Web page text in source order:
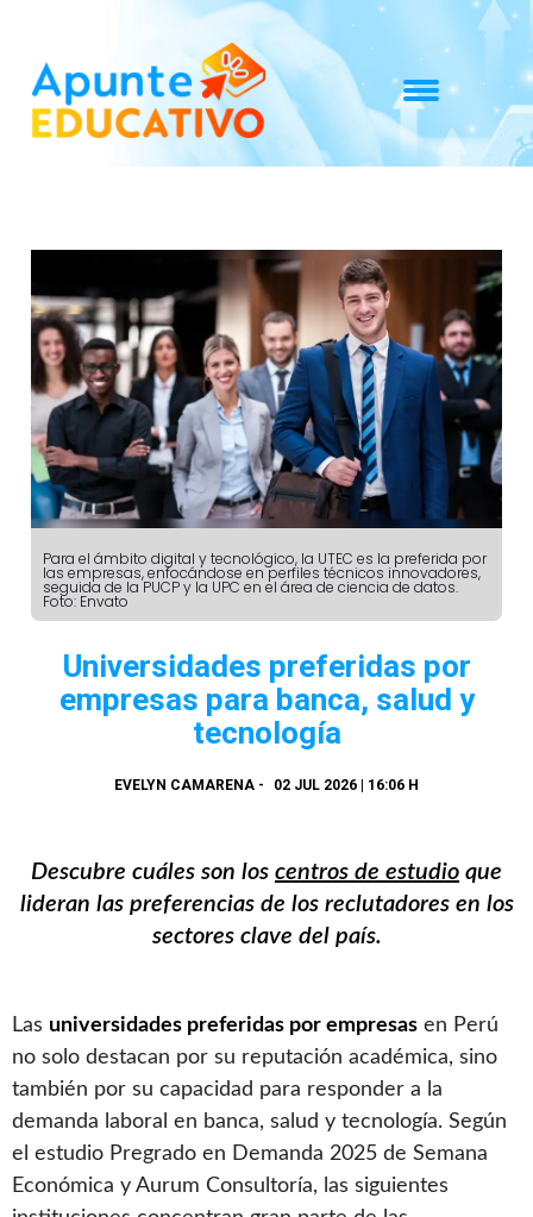
Para el ámbito digital y tecnológico, la UTEC es la preferida por
las empresas, enfocándose en perfiles técnicos innovadores,
seguida de la PUCP y la UPC en el área de ciencia de datos.
Foto: Envato
Universidades preferidas por
empresas para banca, salud y
tecnología
EVELYN CAMARENA - 02 JUL 2026 | 16:06 H
Descubre cuáles son los centros de estudio que
lideran las preferencias de los reclutadores en los
sectores clave del país.
Las universidades preferidas por empresas en Perú
no solo destacan por su reputación académica, sino
también por su capacidad para responder a la
demanda laboral en banca, salud y tecnología. Según
el estudio Pregrado en Demanda 2025 de Semana
Económica y Aurum Consultoría, las siguientes